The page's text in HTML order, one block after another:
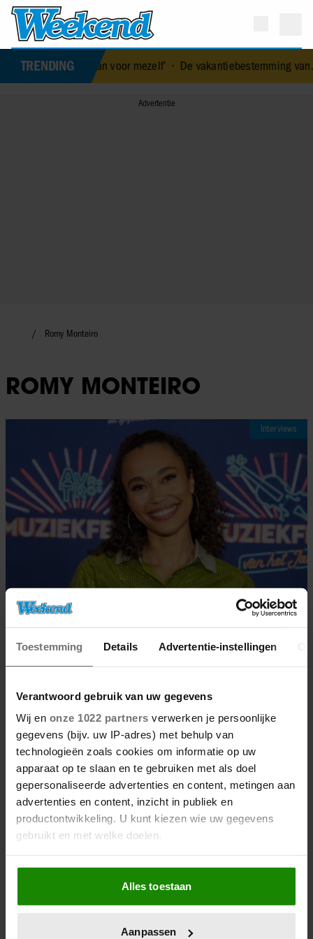
Toestemming Details Advertentie-instellingen
Verantwoord gebruik van uw gegevens
Wij en onze 1022 partners verwerken je persoonlijke
gegevens (bijv. uw IP-adres) met behulp van
technologieën zoals cookies om informatie op uw
apparaat op te slaan en te gebruiken met als doel
gepersonaliseerde advertenties en content, metingen aan
advertenties en content, inzicht in publiek en
productontwikkeling. U kunt kiezen wie uw gegevens
gebruikt en met welke doelen.
Als u het toestaat, willen we ook graag:
Informatie verzamelen over uw geografische
locatie, die tot een paar meter nauwkeurig kan zijn
Alles toestaan
Aanpassen
TRENDING
voor over dan voor mezelf’• De vakantiebestemming van…
Romy Monteiro
ROMY MONTEIRO
Interviews
17/06/2026
ROMY MONTEIRO HAD JARENLANG